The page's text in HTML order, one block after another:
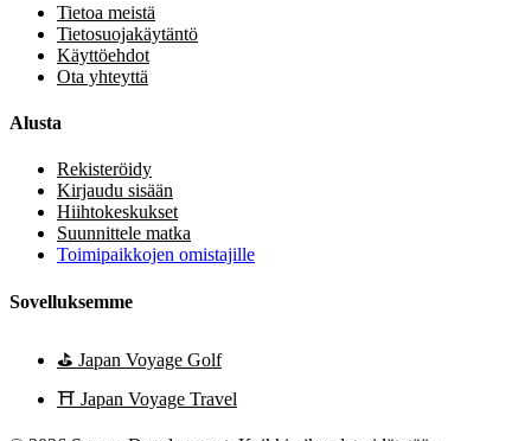
Tietoa meistä
Tietosuojakäytäntö
Käyttöehdot
Ota yhteyttä
Alusta
Rekisteröidy
Kirjaudu sisään
Hiihtokeskukset
Suunnittele matka
Toimipaikkojen omistajille
Sovelluksemme
⛳ Japan Voyage Golf
⛩️ Japan Voyage Travel